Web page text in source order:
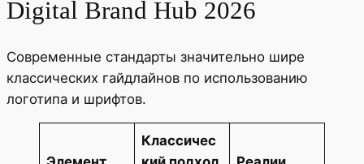
Digital Brand Hub 2026
Современные стандарты значительно шире
классических гайдлайнов по использованию
логотипа и шрифтов.
Классичес